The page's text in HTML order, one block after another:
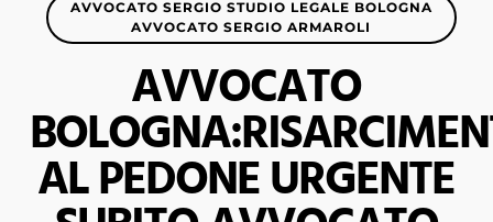
AVVOCATO SERGIO STUDIO LEGALE BOLOGNA
AVVOCATO SERGIO ARMAROLI
AVVOCATO
AL PEDONE URGENTE